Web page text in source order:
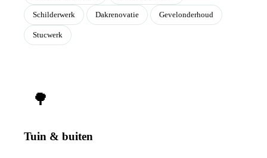
Schilderwerk Dakrenovatie Gevelonderhoud
Stucwerk
🌳
Tuin & buiten